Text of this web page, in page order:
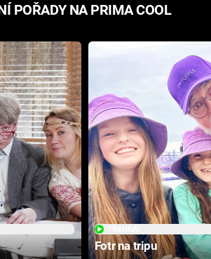
POŘADY NA PRIMA COOL
Fotr na tripu